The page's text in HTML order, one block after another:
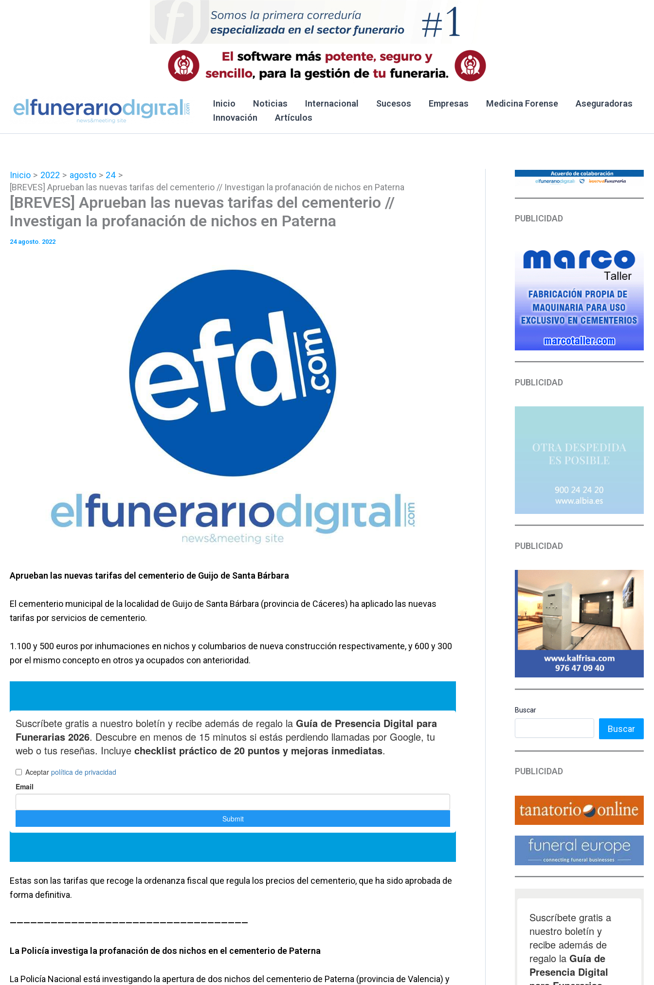
Inicio Noticias Internacional Sucesos Empresas Medicina Forense
Aseguradoras
Innovación
Artículos
Inicio 2022 agosto
24
[BREVES] Aprueban las nuevas tarifas del cementerio // Investigan la profanación de nichos en Paterna
[BREVES] Aprueban las nuevas tarifas del cementerio //
Investigan la profanación de nichos en Paterna
24 agosto. 2022
Aprueban las nuevas tarifas del cementerio de Guijo de Santa Bárbara
El cementerio municipal de la localidad de Guijo de Santa Bárbara (provincia de Cáceres) ha aplicado las nuevas
tarifas por servicios de cementerio.
1.100 y 500 euros por inhumaciones en nichos y columbarios de nueva construcción respectivamente, y 600 y 300
por el mismo concepto en otros ya ocupados con anterioridad.
Estas son las tarifas que recoge la ordenanza fiscal que regula los precios del cementerio, que ha sido aprobada de
forma definitiva.
———————————————————————————————————
La Policía investiga la profanación de dos nichos en el cementerio de Paterna
La Policía Nacional está investigando la apertura de dos nichos del cementerio de Paterna (provincia de Valencia) y
PUBLICIDAD
PUBLICIDAD
PUBLICIDAD
Buscar
Buscar
PUBLICIDAD